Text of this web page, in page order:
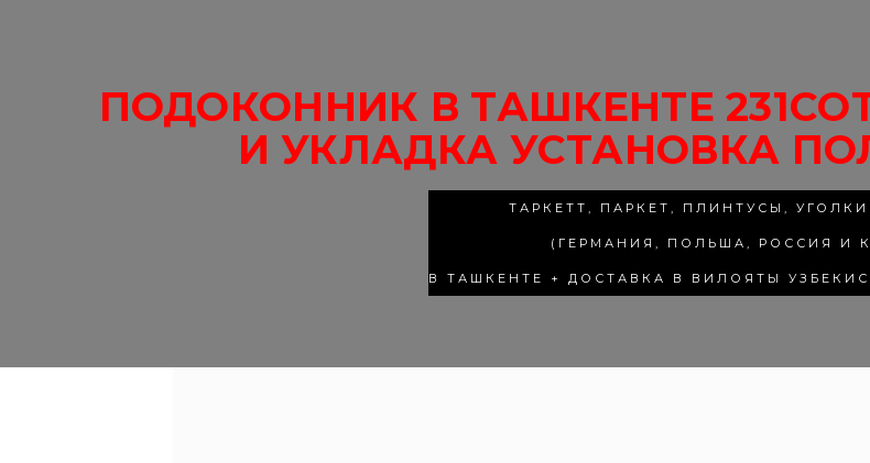
ПОДОКОННИК В ТАШКЕНТЕ
И УКЛАДКА УСТАНОВКА
ТАРКЕТТ, ПАРКЕТ, ПЛИНТУСЫ,
(ГЕРМАНИЯ, ПОЛЬША, РОССИЯ И
В ТАШКЕНТЕ + ДОСТАВКА В ВИЛОЯТЫ